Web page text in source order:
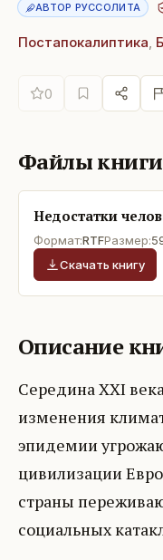
АВТОР РУССОЛИТА
Постапокалиптика,
0
Файлы книги
Недостатки
Формат:RTFРазмер:
Скачать книгу
Описание
Середина XXI
изменения
эпидемии
цивилизации
страны
социальных